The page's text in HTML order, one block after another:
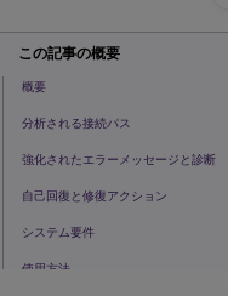
この記事の概要
概要
分析される接続パス
強化されたエラーメッセージと診断
自己回復と修復アクション
システム要件
使用方法